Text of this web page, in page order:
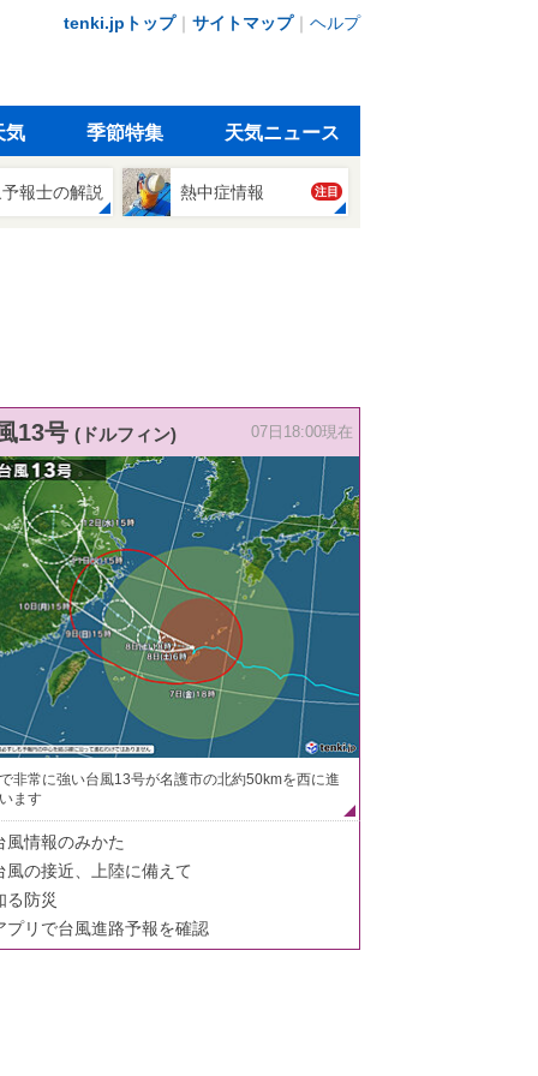
tenki.jpトップ｜ サイトマップ｜ ヘルプ
気 季節特集 天気ニュース
報士の解説 熱中症情報 注目
13号 (ドルフィン) 07日18:00現在
非常に強い台風13号が名護市の北約50kmを西に進
ます
風情報のみかた
風の接近、上陸に備えて
る防災
プリで台風進路予報を確認